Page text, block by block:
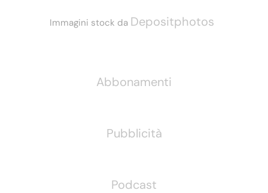
Immagini stock da Depositphotos
Abbonamenti
Pubblicità
Podcast